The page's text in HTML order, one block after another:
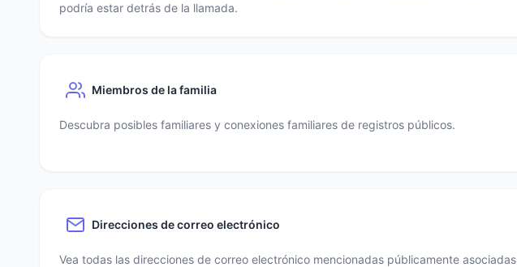
podría estar detrás de la llamada.
Miembros de la familia
Descubra posibles familiares y conexiones familiares de registros públicos.
Direcciones de correo electrónico
Vea todas las direcciones de correo electrónico mencionadas públicamente asociadas